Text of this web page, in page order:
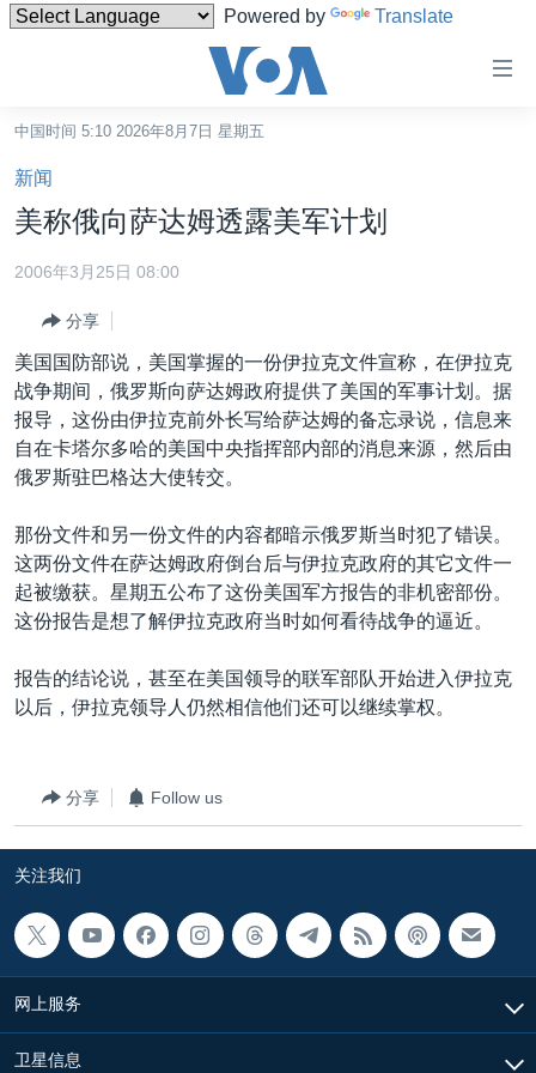
Powered by Translate
碍
链
接
跳
转
容
转
到
跳
转
检
港澳
国际
最新国际新闻
印太
欧洲
非洲
美洲
全球议题
分类新闻
经济·金融·贸易
科教·文娱·体健
军事
劳工
环境
美中关系
白宫要闻
国会报道
美中关系
美国建国250周年
埃博拉疫情
重要讲话与声明
台海两岸关系
南中国海争端
关注西藏
关注新疆
VOA视频
VOA今日焦点
中文广播
关注我们
中国时间 5:10 2026年8月7日 星期五
新闻
美称俄向萨达姆透露美军计划
2006年3月25日 08:00
分享
美国国防部说，美国掌握的一份伊拉克文件宣称，在伊拉克
战争期间，俄罗斯向萨达姆政府提供了美国的军事计划。据
报导，这份由伊拉克前外长写给萨达姆的备忘录说，信息来
自在卡塔尔多哈的美国中央指挥部内部的消息来源，然后由
俄罗斯驻巴格达大使转交。
那份文件和另一份文件的内容都暗示俄罗斯当时犯了错误。
这两份文件在萨达姆政府倒台后与伊拉克政府的其它文件一
起被缴获。星期五公布了这份美国军方报告的非机密部份。
这份报告是想了解伊拉克政府当时如何看待战争的逼近。
报告的结论说，甚至在美国领导的联军部队开始进入伊拉克
以后，伊拉克领导人仍然相信他们还可以继续掌权。
分享 Follow us
关注我们
网上服务
卫星信息